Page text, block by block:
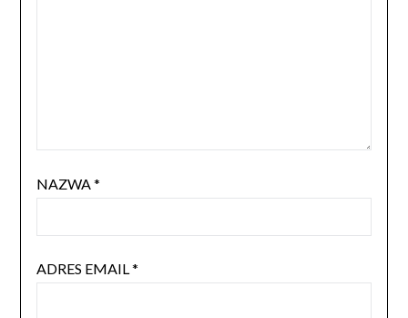
NAZWA*
ADRES EMAIL*